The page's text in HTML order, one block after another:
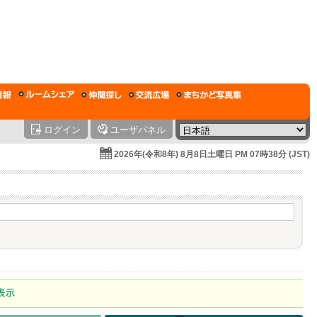
ログイン ユーザパネル
2026年(令和8年) 8月8日土曜日 PM 07時38分 (JST)